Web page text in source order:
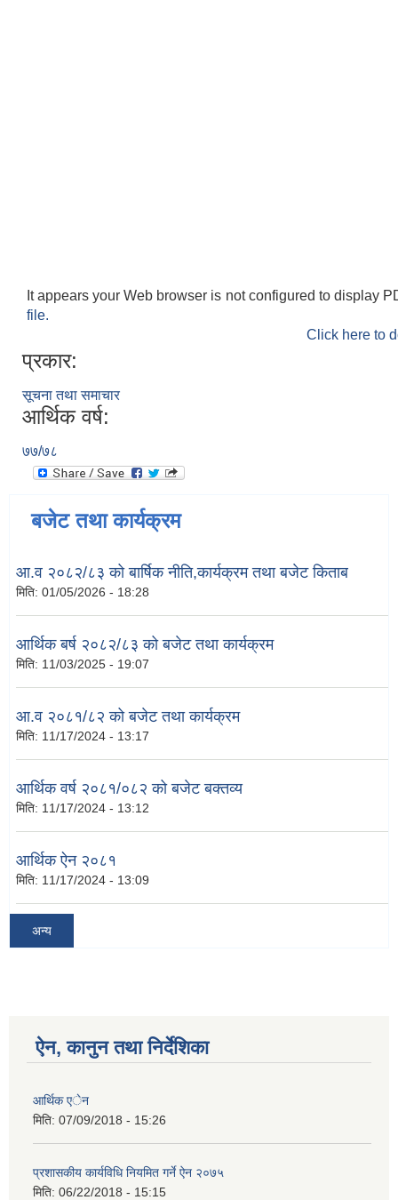
It appears your Web browser is not configured to display
file.
Click here to
प्रकार:
सूचना तथा समाचार
आर्थिक वर्ष:
७७/७८
बजेट तथा कार्यक्रम
आ.व २०८२/८३ को बार्षिक नीति,कार्यक्रम तथा बजेट किताब
मिति: 01/05/2026 - 18:28
आर्थिक बर्ष २०८२/८३ को बजेट तथा कार्यक्रम
मिति: 11/03/2025 - 19:07
आ.व २०८१/८२ को बजेट तथा कार्यक्रम
मिति: 11/17/2024 - 13:17
आर्थिक वर्ष २०८१/०८२ को बजेट बक्तव्य
मिति: 11/17/2024 - 13:12
आर्थिक ऐन २०८१
मिति: 11/17/2024 - 13:09
अन्य
ऐन, कानुन तथा निर्देशिका
आर्थिक एेन
मिति: 07/09/2018 - 15:26
प्रशासकीय कार्यविधि नियमित गर्ने ऐन २०७५
मिति: 06/22/2018 - 15:15